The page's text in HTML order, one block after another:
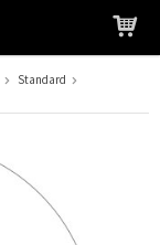
Standard